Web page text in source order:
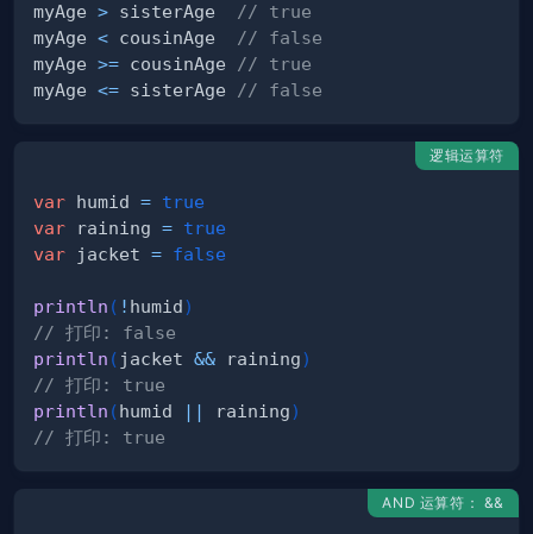
myAge > sisterAge
// true
myAge < cousinAge
// false
myAge >= cousinAge
// true
myAge <= sisterAge // false
逻辑运算符
var humid = true
var raining = true
var jacket = false
println ( ! humid)
// 打印: false
println ( jacket && raining)
// 打印: true
println (humid || raining)
// 打印: true
AND 运算符： &&